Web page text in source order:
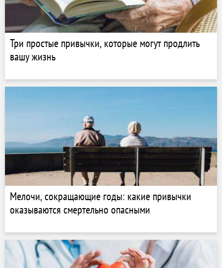
Три простые привычки, которые могут продлить
вашу жизнь
Мелочи, сокращающие годы: какие привычки
оказываются смертельно опасными